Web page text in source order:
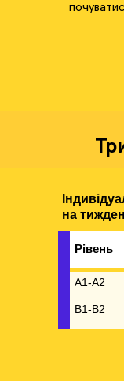
на
Рівень
А1-A2
B1-B2